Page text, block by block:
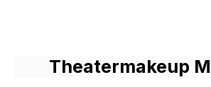
Theatermakeup